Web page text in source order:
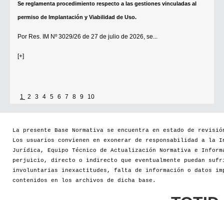
Se reglamenta procedimiento respecto a las gestiones vinculadas al
permiso de Implantación y Viabilidad de Uso.
Por Res. IM Nº 3029/26 de 27 de julio de 2026, se...
[+]
1 2 3 4 5 6 7 8 9 10
La presente Base Normativa se encuentra en estado de
Los usuarios convienen en exonerar de responsabilidad a la
Jurídica, Equipo Técnico de Actualización Normativa e
perjuicio, directo o indirecto que eventualmente puedan
involuntarias inexactitudes, falta de información o datos
contenidos en los archivos de dicha base.